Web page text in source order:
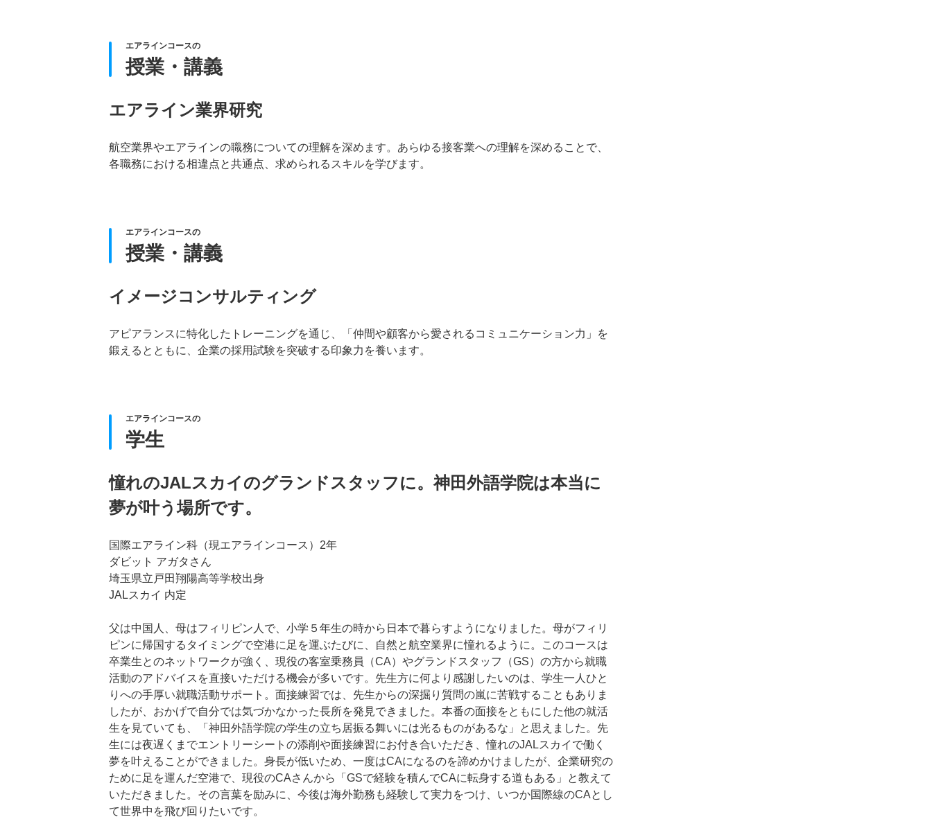
エアラインコースの
授業・講義
エアライン業界研究
航空業界やエアラインの職務についての理解を深めます。あらゆる接客業への理解を深めることで、
各職務における相違点と共通点、求められるスキルを学びます。
エアラインコースの
授業・講義
イメージコンサルティング
アピアランスに特化したトレーニングを通じ、「仲間や顧客から愛されるコミュニケーション力」を
鍛えるとともに、企業の採用試験を突破する印象力を養います。
エアラインコースの
学生
憧れのJALスカイのグランドスタッフに。神田外語学院は本当に
夢が叶う場所です。
国際エアライン科（現エアラインコース）2年
ダビット アガタさん
埼玉県立戸田翔陽高等学校出身
JALスカイ 内定
父は中国人、母はフィリピン人で、小学５年生の時から日本で暮らすようになりました。母がフィリ
ピンに帰国するタイミングで空港に足を運ぶたびに、自然と航空業界に憧れるように。このコースは
卒業生とのネットワークが強く、現役の客室乗務員（CA）やグランドスタッフ（GS）の方から就職
活動のアドバイスを直接いただける機会が多いです。先生方に何より感謝したいのは、学生一人ひと
りへの手厚い就職活動サポート。面接練習では、先生からの深掘り質問の嵐に苦戦することもありま
したが、おかげで自分では気づかなかった長所を発見できました。本番の面接をともにした他の就活
生を見ていても、「神田外語学院の学生の立ち居振る舞いには光るものがあるな」と思えました。先
生には夜遅くまでエントリーシートの添削や面接練習にお付き合いただき、憧れのJALスカイで働く
夢を叶えることができました。身長が低いため、一度はCAになるのを諦めかけましたが、企業研究の
ために足を運んだ空港で、現役のCAさんから「GSで経験を積んでCAに転身する道もある」と教えて
いただきました。その言葉を励みに、今後は海外勤務も経験して実力をつけ、いつか国際線のCAとし
て世界中を飛び回りたいです。